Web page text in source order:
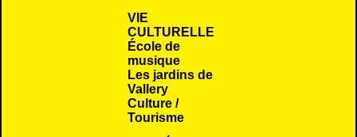
VIE
CULTURELLE
École de
musique
Les jardins de
Vallery
Culture /
Tourisme